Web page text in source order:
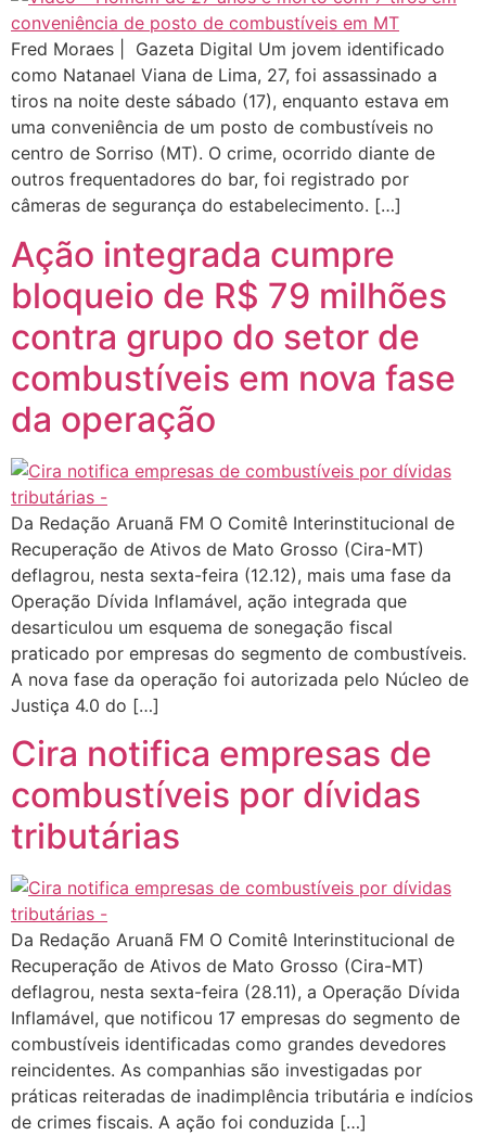
Fred Moraes | Gazeta Digital Um jovem identificado
como Natanael Viana de Lima, 27, foi assassinado a
tiros na noite deste sábado (17), enquanto estava em
uma conveniência de um posto de combustíveis no
centro de Sorriso (MT). O crime, ocorrido diante de
outros frequentadores do bar, foi registrado por
câmeras de segurança do estabelecimento. […]
Ação integrada cumpre
bloqueio de R$ 79 milhões
contra grupo do setor de
combustíveis em nova fase
da operação
Da Redação Aruanã FM O Comitê Interinstitucional de
Recuperação de Ativos de Mato Grosso (Cira-MT)
deflagrou, nesta sexta-feira (12.12), mais uma fase da
Operação Dívida Inflamável, ação integrada que
desarticulou um esquema de sonegação fiscal
praticado por empresas do segmento de combustíveis.
A nova fase da operação foi autorizada pelo Núcleo de
Justiça 4.0 do […]
Cira notifica empresas de
combustíveis por dívidas
tributárias
Da Redação Aruanã FM O Comitê Interinstitucional de
Recuperação de Ativos de Mato Grosso (Cira-MT)
deflagrou, nesta sexta-feira (28.11), a Operação Dívida
Inflamável, que notificou 17 empresas do segmento de
combustíveis identificadas como grandes devedores
reincidentes. As companhias são investigadas por
práticas reiteradas de inadimplência tributária e indícios
de crimes fiscais. A ação foi conduzida […]